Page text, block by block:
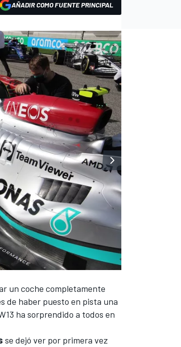
AÑADIR COMO FUENTE PRINCIPAL
un coche completamente
de haber puesto en pista una
ha sorprendido a todos en
se dejó ver por primera vez